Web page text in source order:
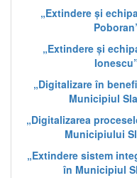
„Extindere și
„Extindere și
„Digitalizare în
Municipiul
„Digitalizarea
Municipiului
„Extindere sistem
în Municipiul